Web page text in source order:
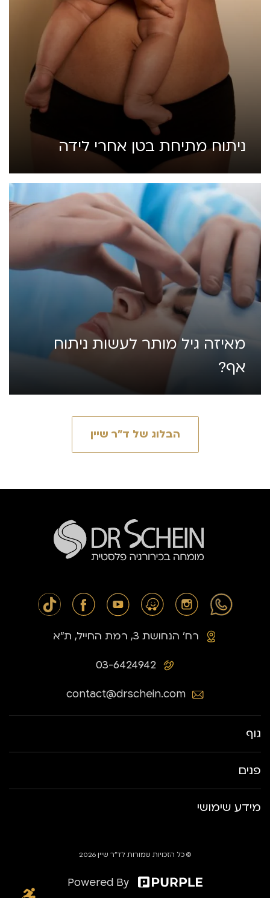
ניתוח מתיחת בטן אחרי לידה
מאיזה גיל מותר לעשות ניתוח
אף?
הבלוג של ד״ר שיין
03-6424942
רח׳ הנחושת 3, רמת החייל, ת״א
contact@drschein.com
גוף
פנים
מידע שימושי
© כל הזכויות שמורות לד״ר שיין 2026
Powered By